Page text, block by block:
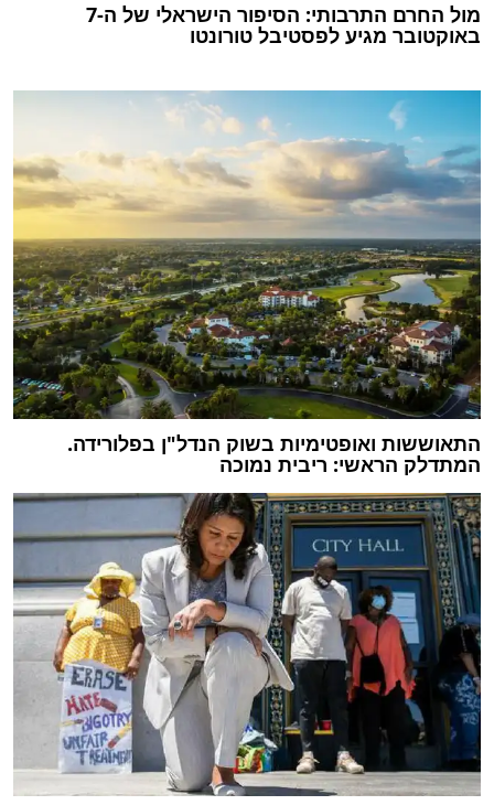
מול החרם התרבותי: הסיפור הישראלי של ה-7
באוקטובר מגיע לפסטיבל טורונטו
התאוששות ואופטימיות בשוק הנדל"ן בפלורידה.
המתדלק הראשי: ריבית נמוכה